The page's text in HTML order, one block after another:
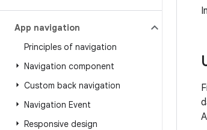
App navigation
Principles of navigation
Navigation component
Custom back navigation
Navigation Event
Responsive design